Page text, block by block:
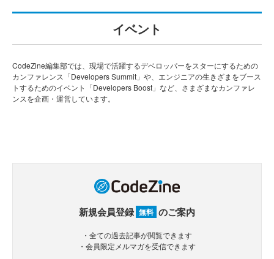
イベント
CodeZine編集部では、現場で活躍するデベロッパーをスターにするための
カンファレンス「Developers Summit」や、エンジニアの生きざまをブース
トするためのイベント「Developers Boost」など、さまざまなカンファレ
ンスを企画・運営しています。
新規会員登録 無料 のご案内
・全ての過去記事が閲覧できます
・会員限定メルマガを受信できます